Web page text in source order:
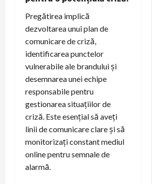
Pregătirea implică
dezvoltarea unui plan de
comunicare de criză,
identificarea punctelor
vulnerabile ale brandului și
desemnarea unei echipe
responsabile pentru
gestionarea situațiilor de
criză. Este esențial să aveți
linii de comunicare clare și să
monitorizați constant mediul
online pentru semnale de
alarmă.